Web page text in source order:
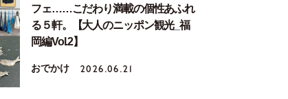
フェ……こだわり満載の個性あふれ
る５軒。【大人のニッポン観光_福
岡編Vol.2】
おでかけ 2026.06.21